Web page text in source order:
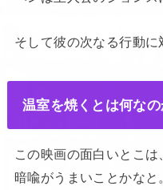
そして彼の次なる行動に
温室を焼くとは何なの
この映画の面白いとこは
暗喩がうまいことかなと